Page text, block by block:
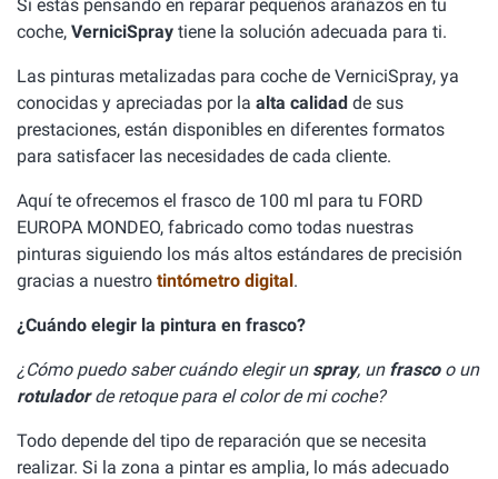
Si estás pensando en reparar pequeños arañazos en tu
coche, VerniciSpray tiene la solución adecuada para ti.
Las pinturas metalizadas para coche de VerniciSpray, ya
conocidas y apreciadas por la alta calidad de sus
prestaciones, están disponibles en diferentes formatos
para satisfacer las necesidades de cada cliente.
Aquí te ofrecemos el frasco de 100 ml para tu FORD
EUROPA MONDEO, fabricado como todas nuestras
pinturas siguiendo los más altos estándares de precisión
gracias a nuestro tintómetro digital.
¿Cuándo elegir la pintura en frasco?
¿Cómo puedo saber cuándo elegir un spray, un frascoo un
rotuladorde retoque para el color de mi coche?
Todo depende del tipo de reparación que se necesita
realizar. Si la zona a pintar es amplia, lo más adecuado